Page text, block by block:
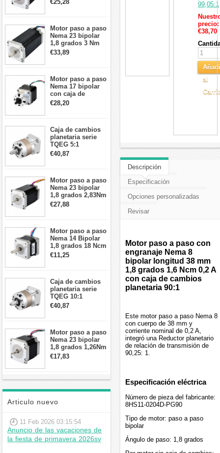
57x57x76mm 4
€25,28
Motor paso a paso
Nema 23 bipolar
1,8 grados 3 Nm
4,2A 57x57x114mm
motor paso a paso
€33,89
Motor paso a paso
Nema 17 bipolar
con caja de
cambios planetaria
5:1 longitud 33mm
Robot CNC DIY
€28,20
Caja de cambios
planetaria serie
TQEG 5:1
contragolpe 15
arcmin para motor
€40,87
Motor paso a paso
Nema 23 bipolar
1,8 grados 2,83Nm
4A 2,26 V
57x57x84mm 8
€27,88
Motor paso a paso
Nema 14 Bipolar
1,8 grados 18 Ncm
0,8 A 5,74 V 35 x
35 x 34 mm 4
€11,25
Caja de cambios
planetaria serie
TQEG 10:1
contragolpe 15
arcmin para motor
€40,87
Motor paso a paso
Nema 23 bipolar
1,8 grados 1,26Nm
2,8A 2,5V
57x57x56mm 4
€17,83
Articulo nuevo
11 Feb 2026 03:15:54
Anuncio de las vacaciones de
la fiesta de primavera 2026sv
99,05:1
precio:
€38,70
al
Descripción
Especificación
Opciones personalizadas
Revisar
Motor paso a paso con
engranaje Nema 8
bipolar longitud 38 mm
1,8 grados 1,6 Ncm 0,2 A
con caja de cambios
planetaria 90:1
Este motor paso a paso Nema 8
con cuerpo de 38 mm y
corriente nominal de 0,2 A,
integró una Reductor planetario
de relación de transmisión de
90,25: 1.
Especificación eléctrica
Número de pieza del fabricante:
8HS11-0204D-PG90
Tipo de motor: paso a paso
bipolar
Ángulo de paso: 1,8 grados